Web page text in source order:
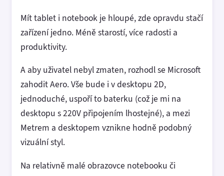
Mít tablet i notebook je hloupé, zde opravdu stačí
zařízení jedno. Méně starostí, více radosti a
produktivity.
A aby uživatel nebyl zmaten, rozhodl se Microsoft
zahodit Aero. Vše bude i v desktopu 2D,
jednoduché, uspoří to baterku (což je mi na
desktopu s 220V připojením lhostejné), a mezi
Metrem a desktopem vznikne hodně podobný
vizuální styl.
Na relativně malé obrazovce notebooku či